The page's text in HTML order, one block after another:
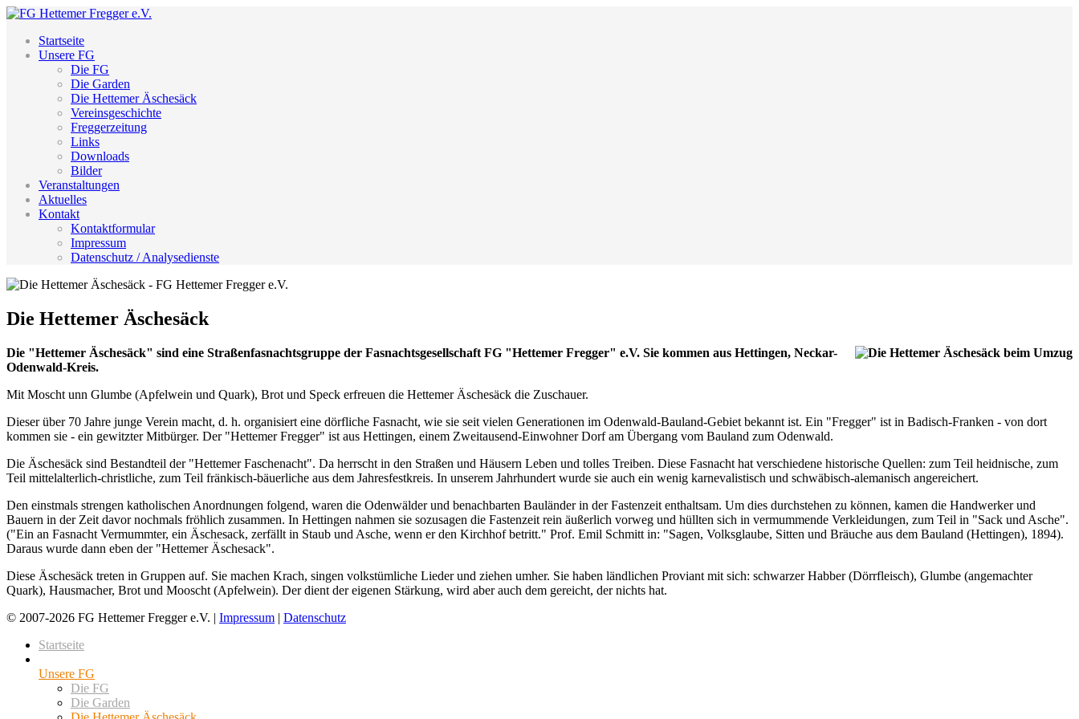
Startseite
Unsere FG
Die FG
Die Garden
Die Hettemer Äschesäck
Vereinsgeschichte
Freggerzeitung
Links
Downloads
Bilder
Veranstaltungen
Aktuelles
Kontakt
Kontaktformular
Impressum
Datenschutz / Analysedienste
Die Hettemer Äschesäck
Die "Hettemer Äschesäck" sind eine Straßenfasnachtsgruppe der Fasnachtsgesellschaft FG "Hettemer Fregger" e.V. Sie kommen aus Hettingen, Neckar-
Odenwald-Kreis.
Mit Moscht unn Glumbe (Apfelwein und Quark), Brot und Speck erfreuen die Hettemer Äschesäck die Zuschauer.
Dieser über 70 Jahre junge Verein macht, d. h. organisiert eine dörfliche Fasnacht, wie sie seit vielen Generationen im Odenwald-Bauland-Gebiet bekannt ist. Ein "Fregger" ist in Badisch-Franken - von dort
kommen sie - ein gewitzter Mitbürger. Der "Hettemer Fregger" ist aus Hettingen, einem Zweitausend-Einwohner Dorf am Übergang vom Bauland zum Odenwald.
Die Äschesäck sind Bestandteil der "Hettemer Faschenacht". Da herrscht in den Straßen und Häusern Leben und tolles Treiben. Diese Fasnacht hat verschiedene historische Quellen: zum Teil heidnische, zum
Teil mittelalterlich-christliche, zum Teil fränkisch-bäuerliche aus dem Jahresfestkreis. In unserem Jahrhundert wurde sie auch ein wenig karnevalistisch und schwäbisch-alemanisch angereichert.
Den einstmals strengen katholischen Anordnungen folgend, waren die Odenwälder und benachbarten Bauländer in der Fastenzeit enthaltsam. Um dies durchstehen zu können, kamen die Handwerker und
Bauern in der Zeit davor nochmals fröhlich zusammen. In Hettingen nahmen sie sozusagen die Fastenzeit rein äußerlich vorweg und hüllten sich in vermummende Verkleidungen, zum Teil in "Sack und Asche".
("Ein an Fasnacht Vermummter, ein Äschesack, zerfällt in Staub und Asche, wenn er den Kirchhof betritt." Prof. Emil Schmitt in: "Sagen, Volksglaube, Sitten und Bräuche aus dem Bauland (Hettingen), 1894).
Daraus wurde dann eben der "Hettemer Äschesack".
Diese Äschesäck treten in Gruppen auf. Sie machen Krach, singen volkstümliche Lieder und ziehen umher. Sie haben ländlichen Proviant mit sich: schwarzer Habber (Dörrfleisch), Glumbe (angemachter
Quark), Hausmacher, Brot und Mooscht (Apfelwein). Der dient der eigenen Stärkung, wird aber auch dem gereicht, der nichts hat.
© 2007-2026 FG Hettemer Fregger e.V. | Impressum | Datenschutz
Startseite
Unsere FG
Die FG
Die Garden